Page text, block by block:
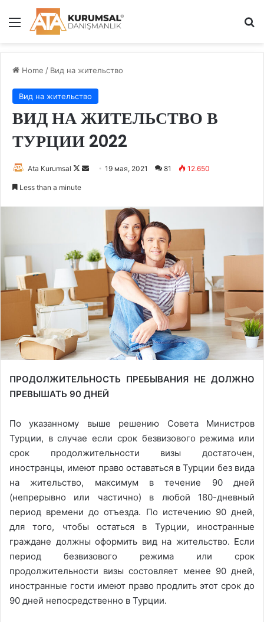
Menu
Home / Вид на жительство
Вид на жительство
ВИД НА ЖИТЕЛЬСТВО В
ТУРЦИИ 2022
Ata Kurumsal
F
o
n
e
m
l
19 мая, 2021 81 12.650
Less than a minute
ПРОДОЛЖИТЕЛЬНОСТЬ ПРЕБЫВАНИЯ НЕ ДОЛЖНО
ПРЕВЫШАТЬ 90 ДНЕЙ
По указанному выше решению Совета Министров
Турции, в случае если срок безвизового режима или
срок продолжительности визы достаточен,
иностранцы, имеют право оставаться в Турции без вида
на жительство, максимум в течение 90 дней
(непрерывно или частично) в любой 180-дневный
период времени до отъезда. По истечению 90 дней,
для того, чтобы остаться в Турции, иностранные
граждане должны оформить вид на жительство. Если
период безвизового режима или срок
продолжительности визы состовляет менее 90 дней,
иностранные гости имеют право продлить этот срок до
90 дней непосредственно в Турции.